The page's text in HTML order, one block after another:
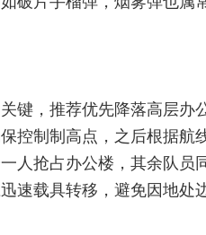
键，推荐优先降落高层办
控制制高点，之后根据航
人抢占办公楼，其余队员
速载具转移，避免因地处